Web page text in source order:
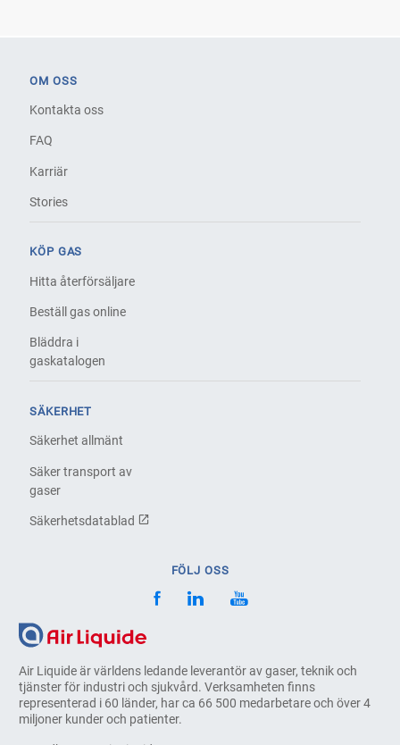
Air Liquide är världens ledande leverantör av gaser, teknik och
tjänster för industri och sjukvård. Verksamheten finns
representerad i 60 länder, har ca 66 500 medarbetare och över 4
miljoner kunder och patienter.
OM OSS
Kontakta oss
FAQ
Karriär
Stories
KÖP GAS
Hitta återförsäljare
Beställ gas online
Bläddra i
gaskatalogen
SÄKERHET
Säkerhet allmänt
Säker transport av
gaser
Säkerhetsdatablad
FÖLJ OSS